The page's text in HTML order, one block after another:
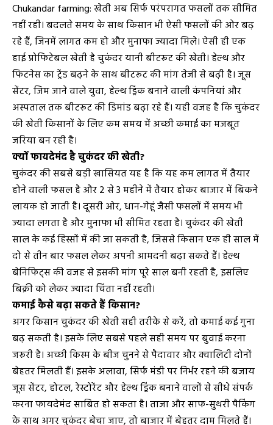
Chukandar farming: खेती अब सिर्फ परंपरागत फसलों तक सीमित
नहीं रही। बदलते समय के साथ किसान भी ऐसी फसलों की ओर बढ़
रहे हैं, जिनमें लागत कम हो और मुनाफा ज्यादा मिले। ऐसी ही एक
हाई प्रोफिटेबल खेती है चुकंदर यानी बीटरूट की खेती। हेल्थ और
फिटनेस का ट्रेंड बढ़ने के साथ बीटरूट की मांग तेजी से बढ़ी है। जूस
सेंटर, जिम जाने वाले युवा, हेल्थ ड्रिंक बनाने वाली कंपनियां और
अस्पताल तक बीटरूट की डिमांड बढ़ा रहे हैं। यही वजह है कि चुकंदर
की खेती किसानों के लिए कम समय में अच्छी कमाई का मजबूत
जरिया बन रही है।
क्यों फायदेमंद है चुकंदर की खेती?
चुकंदर की सबसे बड़ी खासियत यह है कि यह कम लागत में तैयार
होने वाली फसल है और 2 से 3 महीने में तैयार होकर बाजार में बिकने
लायक हो जाती है। दूसरी ओर, धान-गेहूं जैसी फसलों में समय भी
ज्यादा लगता है और मुनाफा भी सीमित रहता है। चुकंदर की खेती
साल के कई हिस्सों में की जा सकती है, जिससे किसान एक ही साल में
दो से तीन बार फसल लेकर अपनी आमदनी बढ़ा सकते हैं। हेल्थ
बेनिफिट्स की वजह से इसकी मांग पूरे साल बनी रहती है, इसलिए
बिक्री को लेकर ज्यादा चिंता नहीं रहती।
कमाई कैसे बढ़ा सकते हैं किसान?
अगर किसान चुकंदर की खेती सही तरीके से करें, तो कमाई कई गुना
बढ़ सकती है। इसके लिए सबसे पहले सही समय पर बुवाई करना
जरूरी है। अच्छी किस्म के बीज चुनने से पैदावार और क्वालिटी दोनों
बेहतर मिलती हैं। इसके अलावा, सिर्फ मंडी पर निर्भर रहने की बजाय
जूस सेंटर, होटल, रेस्टोरेंट और हेल्थ ड्रिंक बनाने वालों से सीधे संपर्क
करना फायदेमंद साबित हो सकता है। ताजा और साफ-सुथरी पैकिंग
के साथ अगर चुकंदर बेचा जाए, तो बाजार में बेहतर दाम मिलते हैं।